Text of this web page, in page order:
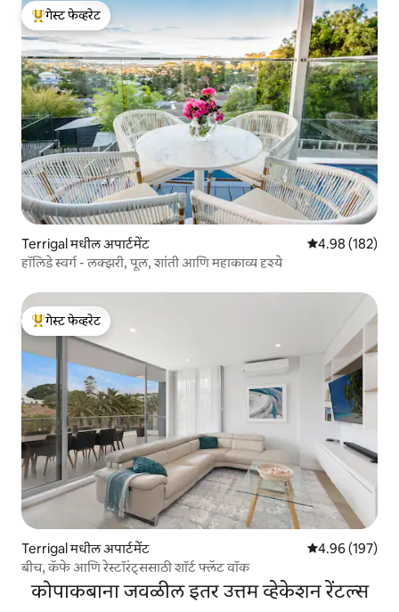
टॉप गेस्ट फेव्हरेट
गेस्ट फेव्हरेट
Terrigal मधील अपार्टमेंट 5 पैकी 4.98
4.98 (182)
हॉलिडे स्वर्ग - लक्झरी, पूल, शांती आणि महाकाव्य दृश्ये
टॉप गेस्ट फेव्हरेट
गेस्ट फेव्हरेट
Terrigal मधील अपार्टमेंट 5 पैकी 4.96
4.96 (197)
बीच, कॅफे आणि रेस्टॉरंट्ससाठी शॉर्ट फ्लॅट वॉक
कोपाकबाना जवळील इतर उत्तम व्हेकेशन रेंटल्स